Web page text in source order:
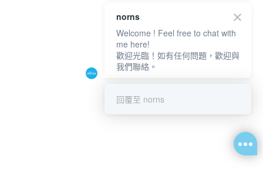
norns
Welcome ! Feel free to chat with
me here!
歡迎光臨！如有任何問題，歡迎與
我們聯絡。
回覆至 norns